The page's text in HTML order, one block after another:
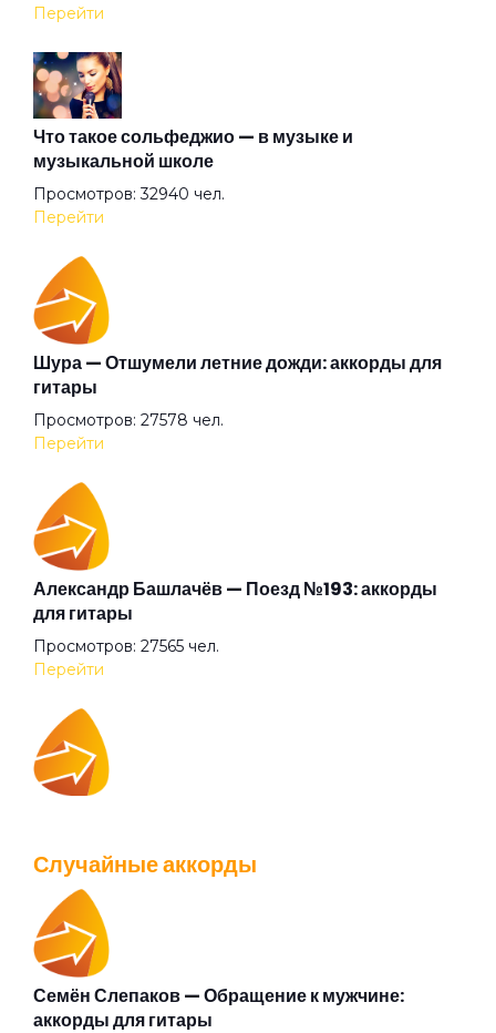
Нас миллионы
Не переплыть
Не теряй меня
Небо в алмазах
Невероятный день
Невидимка
Нет мира на земле
Новая музыка
Обернись
Обижаться
Осень
Останусь
Перейти
Что такое сольфеджио — в музыке и
музыкальной школе
Просмотров: 32940 чел.
Перейти
Шура — Отшумели летние дожди: аккорды для
гитары
Просмотров: 27578 чел.
Перейти
Александр Башлачёв — Поезд №193: аккорды
для гитары
Просмотров: 27565 чел.
Перейти
Перейти
Валентин Стрыкало — Gay porn: аккорды для
Случайные аккорды
Семён Слепаков — Обращение к мужчине:
аккорды для гитары